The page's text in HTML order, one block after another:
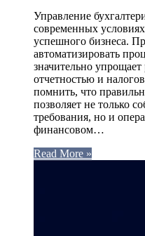
Управление
современных
успешного бизнеса.
автоматизировать
значительно
отчетностью и
помнить, что
позволяет не только
требования, но и
финансовом…
Read More »